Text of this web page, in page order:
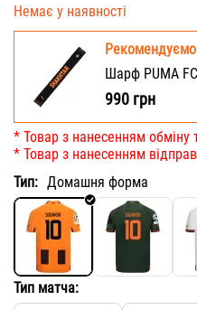
Немає у наявності
Рекомендуємо
Шарф PUMA
990 грн
* Товар з нанесенням обміну
* Товар з нанесенням
Тип: Домашня форма
Тип матча: